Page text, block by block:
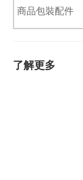
商品包裝配件
了解更多